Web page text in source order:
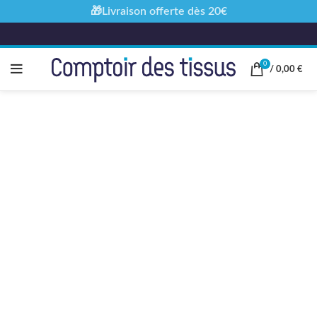
0
/ 0,00 €
🎁Livraison offerte dès 20€